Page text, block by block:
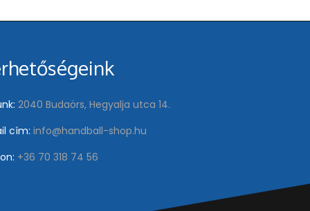
2040 Budaörs, Hegyalja utca 14.
cím:info@handball-shop.hu
+36 70 318 74 56